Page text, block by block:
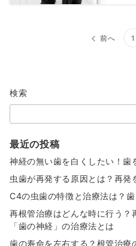
ペ
ー
ジ
送
り
前へ 1
検索
最近の投稿
神経の無い歯を白くしたい！歯
虫歯が再発する原因とは？再発
C4の虫歯の特徴と治療法は？
再根管治療はどんな時に行う？
「歯の神経」の治療法とは
歯の寿命を左右する？根管治療